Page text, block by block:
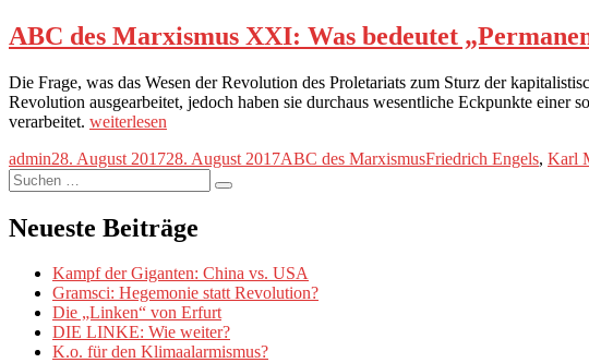
XL:
Das
ABC des Marxismus XXI: Was bedeutet
Die Frage, was das Wesen der Revolution des Proletariats zum Sturz der
Revolution ausgearbeitet, jedoch haben sie durchaus wesentliche Eckpunkte
verarbeitet. „ABC
Marxismus
bedeutet
„Permanente
weiterlesen
Autor
adminVeröffentlicht
am
28. August 201728. August 2017Kategorien
ABC des MarxismusSchlagwörter
Friedrich Engels, Karl
Suche
nach:
Suchen
Neueste Beiträge
Kampf der Giganten: China vs. USA
Gramsci: Hegemonie statt Revolution?
Die „Linken“ von Erfurt
DIE LINKE: Wie weiter?
K.o. für den Klimaalarmismus?